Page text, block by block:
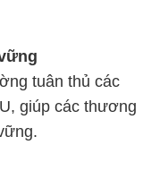
tuân thủ các
giúp các thương